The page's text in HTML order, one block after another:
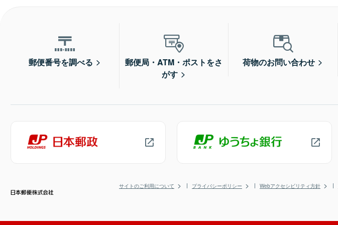
郵便番号を調べる
郵便局・ATM・ポストをさ
がす
荷物のお問い合わせ
サイトのご利用について プライバシーポリシー Webアクセシビリティ方針